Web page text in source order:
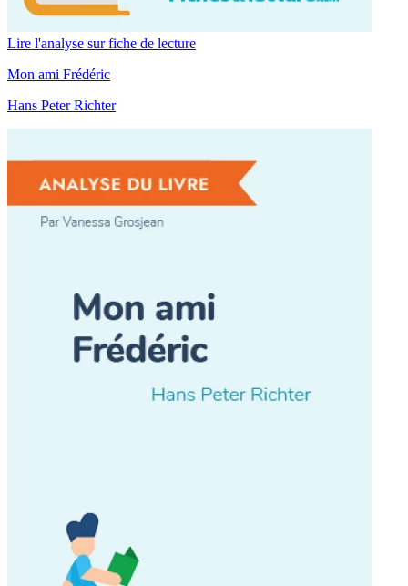
Lire l'analyse sur fiche de lecture
Mon ami Frédéric
Hans Peter Richter